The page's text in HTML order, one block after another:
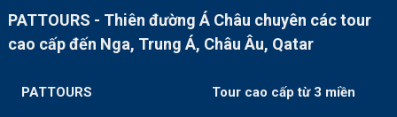
PATTOURS - Thiên đường Á Châu chuyên các tour
cao cấp đến Nga, Trung Á, Châu Âu, Qatar
PATTOURS Tour cao cấp từ 3 miền